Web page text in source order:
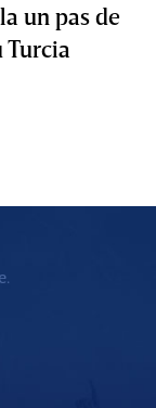
un pas de
Turcia